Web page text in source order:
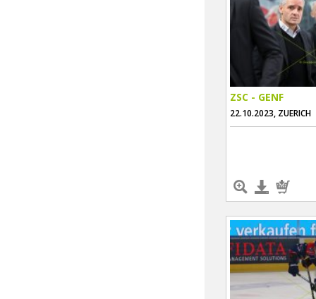
ZSC - GENF
22.10.2023, ZUERICH